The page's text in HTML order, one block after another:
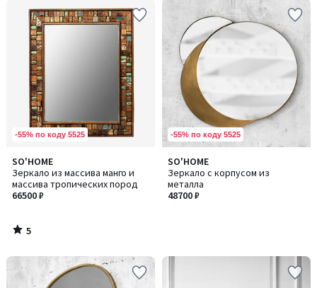
-55% по коду 5525
SO'HOME
Зеркало из массива манго и
массива тропических пород
66500 ₽
5
/
5
5
/
-55% по коду 5525
SO'HOME
Зеркало с корпусом из
металла
48700 ₽